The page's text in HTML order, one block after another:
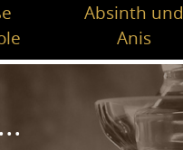
Absinth und
Anis